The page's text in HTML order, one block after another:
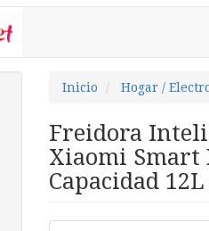
Inicio Hogar /
Freidora
Xiaomi Smart
Capacidad 12L